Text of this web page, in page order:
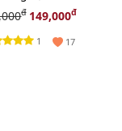
da, 40ml
đ149,000đ
1 17